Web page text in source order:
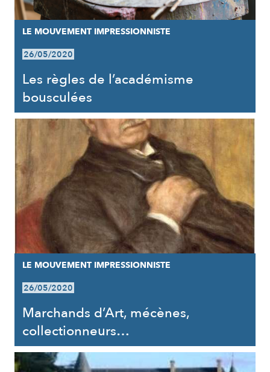
LE MOUVEMENT IMPRESSIONNISTE
26/05/2020
Les règles de l’académisme
bousculées
LE MOUVEMENT IMPRESSIONNISTE
26/05/2020
Marchands d’Art, mécènes,
collectionneurs…